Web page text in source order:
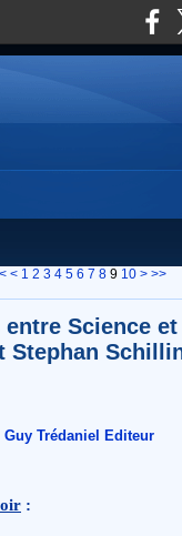
< 1 2 3 4 5 6 7 8 9 10 20
30
40
50
60
70
80
90
100
200
300
> >>
entre Science
Stephan
Guy Trédaniel Editeur
: